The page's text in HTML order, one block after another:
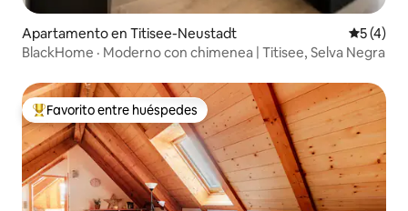
Apartamento en Titisee-Neustadt
5 (4)
BlackHome · Moderno con chimenea | Titisee, Selva Negra
Favorito entre huéspedes preferido
Favorito entre huéspedes